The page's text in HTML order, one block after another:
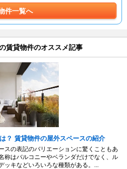
件一覧へ
賃貸物件のオススメ記事
？ 賃貸物件の屋外スペースの紹介
スの表記のバリエーションに驚くこともあ
称はバルコニーやベランダだけでなく、ル
キなどいろいろな種類がある。...